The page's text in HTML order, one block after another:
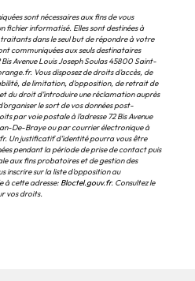
sont nécessaires aux fins de vous
fichier informatisé. Elles sont destinées à
traitants dans le seul but de répondre à votre
communiquées aux seuls destinataires
Avenue Louis Joseph Soulas 45800 Saint-
Vous disposez de droits d’accès, de
de limitation, d’opposition, de retrait de
du droit d’introduire une réclamation auprès
le sort de vos données post-
par voie postale à l'adresse 72 Bis Avenue
De-Braye ou par courrier électronique à
Un justificatif d'identité pourra vous être
pendant la période de prise de contact puis
aux fins probatoires et de gestion des
inscrire sur la liste d'opposition au
à cette adresse: Bloctel.gouv.fr. Consultez le
vos droits.